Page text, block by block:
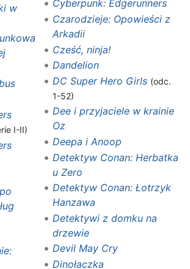
w
I-II)
Cyberpunk: Edgerunners
Czarodzieje: Opowieści z
Arkadii
Cześć, ninja!
Dandelion
DC Super Hero Girls (odc.
1-52)
Dee i przyjaciele w krainie
Oz
Deepa i Anoop
Detektyw Conan: Herbatka
u Zero
Detektyw Conan: Łotrzyk
Hanzawa
Detektywi z domku na
drzewie
Devil May Cry
Dinołaczka